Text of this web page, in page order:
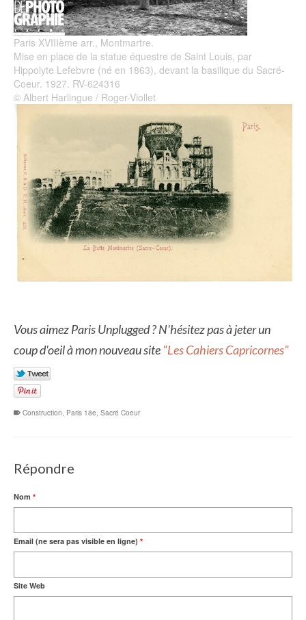
Paris XVIIIème arr., Montmartre.
Mise en place de la statue équestre de Saint Louis, par
Hippolyte Lefebvre (né en 1863), devant la basilique du Sacré-
Coeur. 1927. RV-624316
© Albert Harlingue / Roger-Viollet
Vous aimez Paris Unplugged ? N'hésitez pas à jeter un
coup d'oeil à mon nouveau site "Les Cahiers Capricornes"
Construction Paris 18e Sacré Coeur
Répondre
Nom *
Email (ne sera pas visible en ligne) *
Site Web